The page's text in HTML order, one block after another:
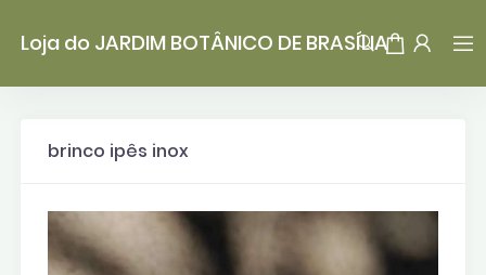
Loja do JARDIM BOTÂNICO DE BRASÍLIA
brinco ipês inox